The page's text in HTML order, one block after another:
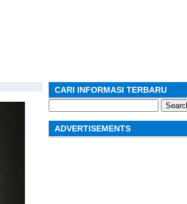
CARI INFORMASI TERBARU
for:
ADVERTISEMENTS